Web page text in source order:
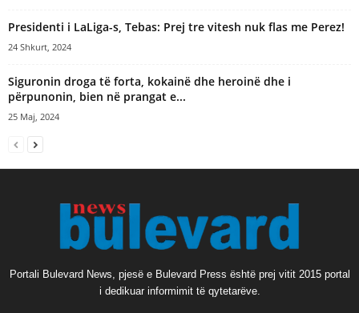
Presidenti i LaLiga-s, Tebas: Prej tre vitesh nuk flas me Perez!
24 Shkurt, 2024
Siguronin droga të forta, kokainë dhe heroinë dhe i
përpunonin, bien në prangat e...
25 Maj, 2024
Portali Bulevard News, pjesë e Bulevard Press është prej vitit 2015 portal
i dedikuar informimit të qytetarëve.